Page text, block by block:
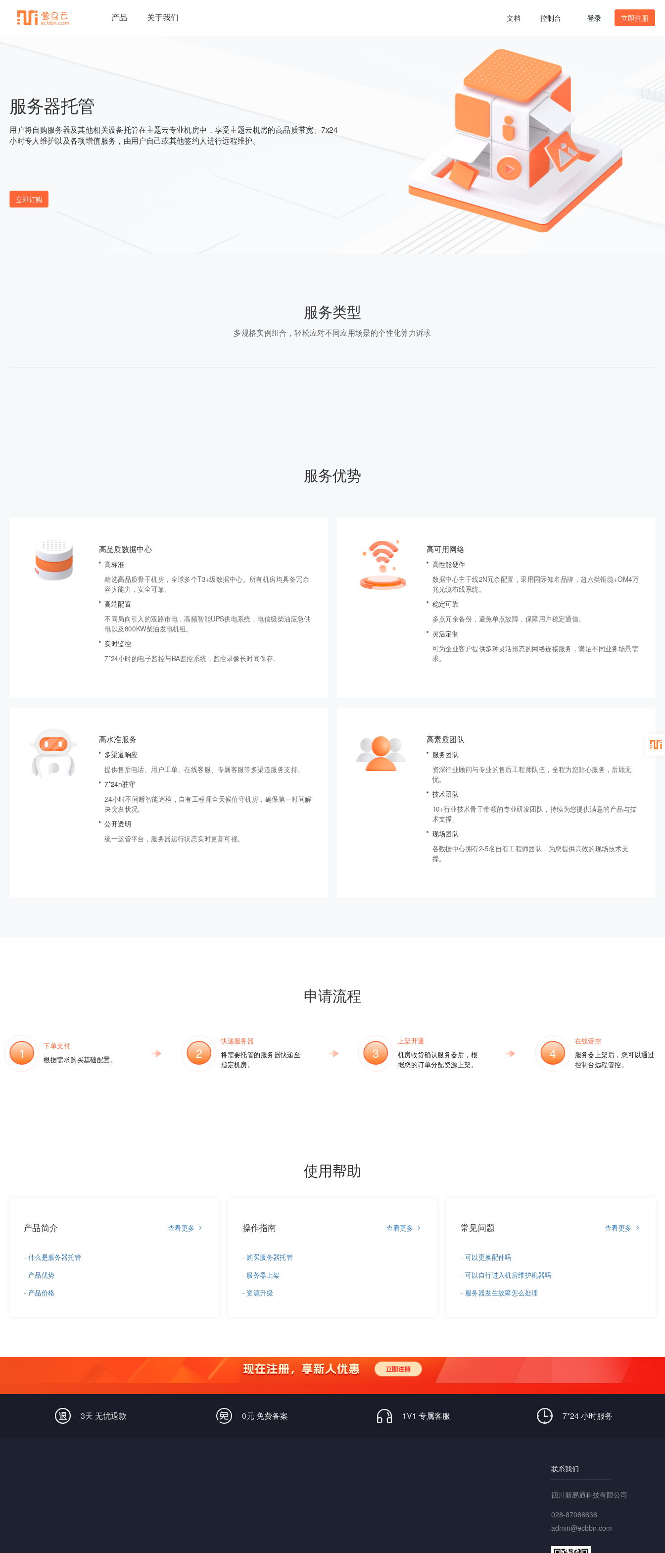
产品 关于我们 文档 控制台 登录 立即注册
服务器托管
用户将自购服务器及其他相关设备托管在主题云专业机房中，享受主题云机房的高品质带宽、7x24
小时专人维护以及各项增值服务，由用户自己或其他签约人进行远程维护。
立即订购
服务类型
多规格实例组合，轻松应对不同应用场景的个性化算力诉求
服务优势
高品质数据中心
高标准
精选高品质骨干机房，全球多个T3+级数据中心。所有机房均具备冗余
容灾能力，安全可靠。
高端配置
不同局向引入的双路市电，高频智能UPS供电系统，电信级柴油应急供
电以及800KW柴油发电机组。
实时监控
7*24小时的电子监控与BA监控系统，监控录像长时间保存。
高可用网络
高性能硬件
数据中心主干线2N冗余配置，采用国际知名品牌，超六类铜缆+OM4万
兆光缆布线系统。
稳定可靠
多点冗余备份，避免单点故障，保障用户稳定通信。
灵活定制
可为企业客户提供多种灵活形态的网络连接服务，满足不同业务场景需
求。
高水准服务
多渠道响应
提供售后电话、用户工单、在线客服、专属客服等多渠道服务支持。
7*24h驻守
24小时不间断智能巡检，自有工程师全天候值守机房，确保第一时间解
决突发状况。
公开透明
统一运管平台，服务器运行状态实时更新可视。
高素质团队
服务团队
资深行业顾问与专业的售后工程师队伍，全程为您贴心服务，后顾无
忧。
技术团队
10+行业技术骨干带领的专业研发团队，持续为您提供满意的产品与技
术支撑。
现场团队
各数据中心拥有2-5名自有工程师团队，为您提供高效的现场技术支
撑。
申请流程
1
下单支付
根据需求购买基础配置。
2
快递服务器
将需要托管的服务器快递至
指定机房。
3
上架开通
机房收货确认服务器后，根
据您的订单分配资源上架。
4
在线管控
服务器上架后，您可以通过
控制台远程管控。
使用帮助
产品简介 查看更多
- 什么是服务器托管
- 产品优势
- 产品价格
操作指南 查看更多
- 购买服务器托管
- 服务器上架
- 资源升级
常见问题 查看更多
- 可以更换配件吗
- 可以自行进入机房维护机器吗
- 服务器发生故障怎么处理
3天 无忧退款 0元 免费备案 1V1 专属客服 7*24 小时服务
联系我们
四川新易通科技有限公司
028-87086636
admin@ecbbn.com